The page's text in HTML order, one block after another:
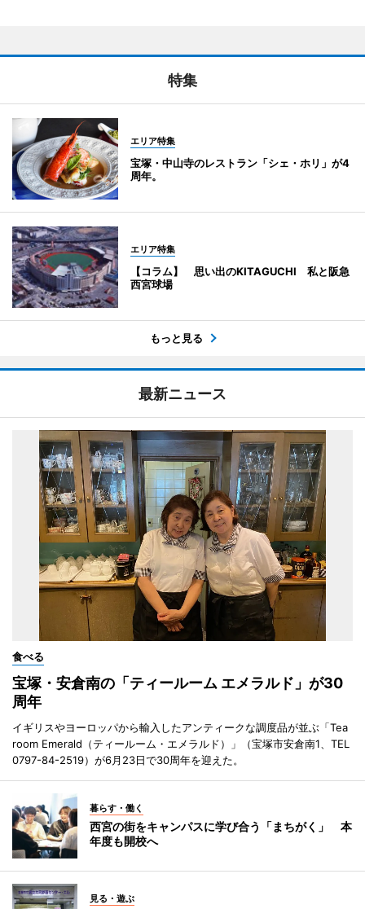
特集
エリア特集
宝塚・中山寺のレストラン「シェ・ホリ」が4
周年。
エリア特集
【コラム】 思い出のKITAGUCHI 私と阪急
西宮球場
もっと見る
最新ニュース
食べる
宝塚・安倉南の「ティールーム エメラルド」が30
周年
イギリスやヨーロッパから輸入したアンティークな調度品が並ぶ「Tea
room Emerald（ティールーム・エメラルド）」（宝塚市安倉南1、TEL
0797-84-2519）が6月23日で30周年を迎えた。
暮らす・働く
西宮の街をキャンパスに学び合う「まちがく」 本
年度も開校へ
見る・遊ぶ